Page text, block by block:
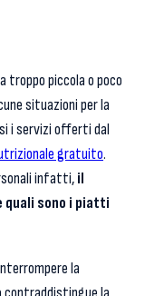
troppo piccola o poco
situazioni per la
i servizi offerti dal
gratuito.
infatti,il
quali sono i piatti
la